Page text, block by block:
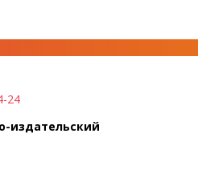
24
издательский